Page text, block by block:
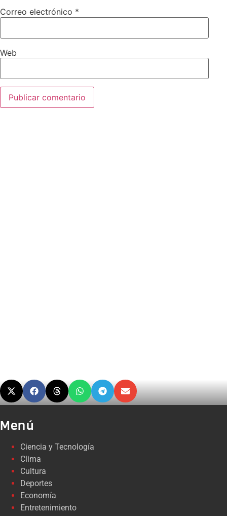
Correo electrónico *
Web
Menú
Ciencia y Tecnología
Clima
Cultura
Deportes
Economía
Entretenimiento